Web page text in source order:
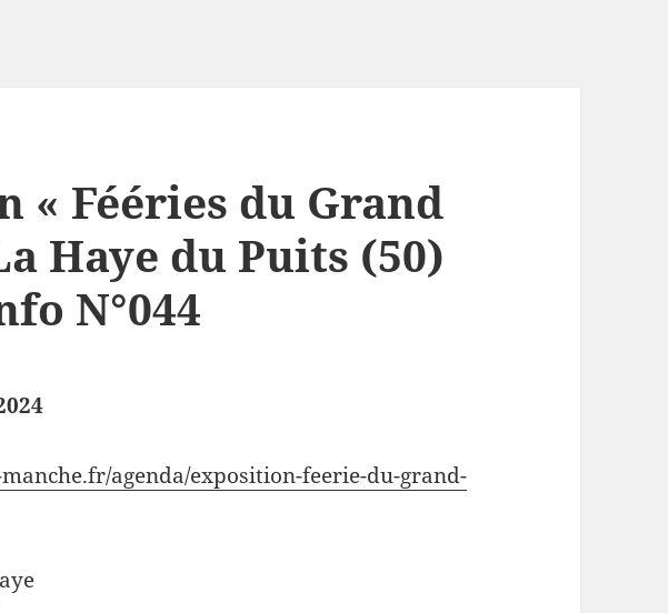
« Fééries du Grand
Haye du Puits (50)
N°044
agenda/exposition-feerie-du-grand-